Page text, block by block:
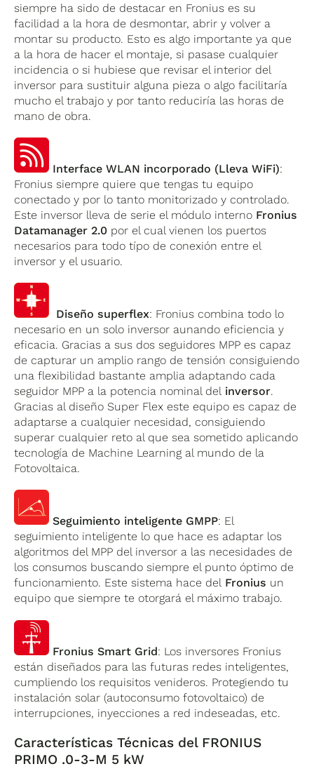
siempre ha sido de destacar en Fronius es su
facilidad a la hora de desmontar, abrir y volver a
montar su producto. Esto es algo importante ya que
a la hora de hacer el montaje, si pasase cualquier
incidencia o si hubiese que revisar el interior del
inversor para sustituir alguna pieza o algo facilitaría
mucho el trabajo y por tanto reduciría las horas de
mano de obra.
Interface WLAN incorporado (Lleva WiFi):
Fronius siempre quiere que tengas tu equipo
conectado y por lo tanto monitorizado y controlado.
Este inversor lleva de serie el módulo interno Fronius
Datamanager 2.0 por el cual vienen los puertos
necesarios para todo típo de conexión entre el
inversor y el usuario.
Diseño superflex: Fronius combina todo lo
necesario en un solo inversor aunando eficiencia y
eficacia. Gracias a sus dos seguidores MPP es capaz
de capturar un amplio rango de tensión consiguiendo
una flexibilidad bastante amplia adaptando cada
seguidor MPP a la potencia nominal del inversor.
Gracias al diseño Super Flex este equipo es capaz de
adaptarse a cualquier necesidad, consiguiendo
superar cualquier reto al que sea sometido aplicando
tecnología de Machine Learning al mundo de la
Fotovoltaica.
Seguimiento inteligente GMPP: El
seguimiento inteligente lo que hace es adaptar los
algoritmos del MPP del inversor a las necesidades de
los consumos buscando siempre el punto óptimo de
funcionamiento. Este sistema hace del Fronius un
equipo que siempre te otorgará el máximo trabajo.
Fronius Smart Grid: Los inversores Fronius
están diseñados para las futuras redes inteligentes,
cumpliendo los requisitos venideros. Protegiendo tu
instalación solar (autoconsumo fotovoltaico) de
interrupciones, inyecciones a red indeseadas, etc.
Características Técnicas del FRONIUS
PRIMO .0-3-M 5 kW